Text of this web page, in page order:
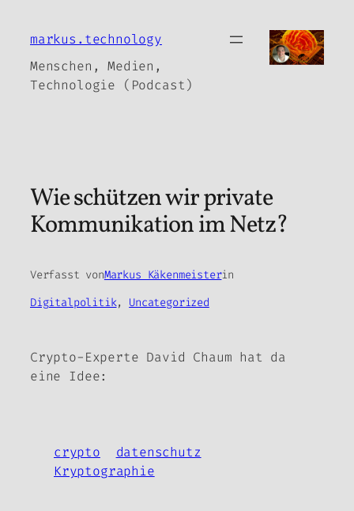
Inhalt
markus.technology
Menschen, Medien,
Technologie (Podcast)
Wie schützen wir private
Kommunikation im Netz?
Verfasst vonMarkus Käkenmeisterin
Digitalpolitik, Uncategorized
Crypto-Experte David Chaum hat da
eine Idee:
crypto
datenschutz
Kryptographie